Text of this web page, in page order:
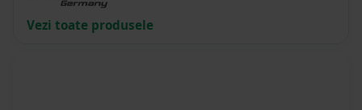
Vezi toate produsele